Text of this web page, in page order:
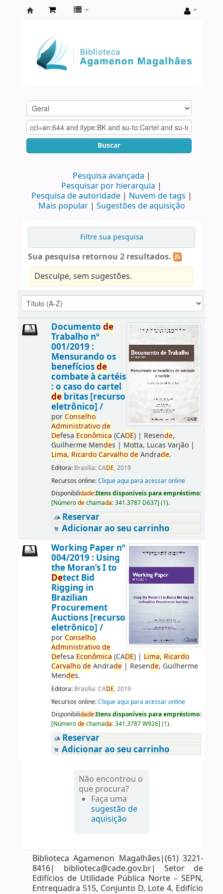
Agamenon
Magalhães
Buscar
Pesquisa avançada
Pesquisar por hierarquia
Pesquisa de autoridade
Nuvem de tags
Mais popular
Sugestões de aquisição
Filtre sua pesquisa
Sua pesquisa retornou 2 resultados.
Desculpe, sem sugestões.
Documento de
Trabalho nº
001/2019 :
Mensurando os
benefíciosde
combate à cartéis
: o caso do cartel
debritas [recurso
eletrônico] /
porConselho
Administrativo de
Defesa Econômica (CADE)| Resende,
Guilherme Mendes | Motta, Lucas Varjão|
Lima, Ricardo Carvalho deAndrade.
Editora: Brasília: CADE, 2019
Recursos online:Clique aqui para acessar online
Disponibilidade:Itens disponíveis para empréstimo:
[Númerodechamada:341.3787 D637] (1).
Reservar
Adicionar ao seu carrinho
Working Paper nº
004/2019 : Using
the Moran’s I to
Detect Bid
Rigging in
Brazilian
Procurement
Auctions [recurso
eletrônico] /
porConselho
Administrativo de
Defesa Econômica (CADE)| Lima, Ricardo
Carvalho deAndrade| Resende, Guilherme
Mendes.
Editora: Brasília: CADE, 2019
Recursos online:Clique aqui para acessar online
Disponibilidade:Itens disponíveis para empréstimo:
[Númerodechamada:341.3787 W926] (1).
Reservar
Adicionar ao seu carrinho
Não encontrou o
que procura?
Faça uma
sugestão de
aquisição
Biblioteca Agamenon Magalhães|(61) 3221-
8416| biblioteca@cade.gov.br| Setor de
Edifícios de Utilidade Pública Norte – SEPN,
Entrequadra 515, Conjunto D, Lote 4, Edifício